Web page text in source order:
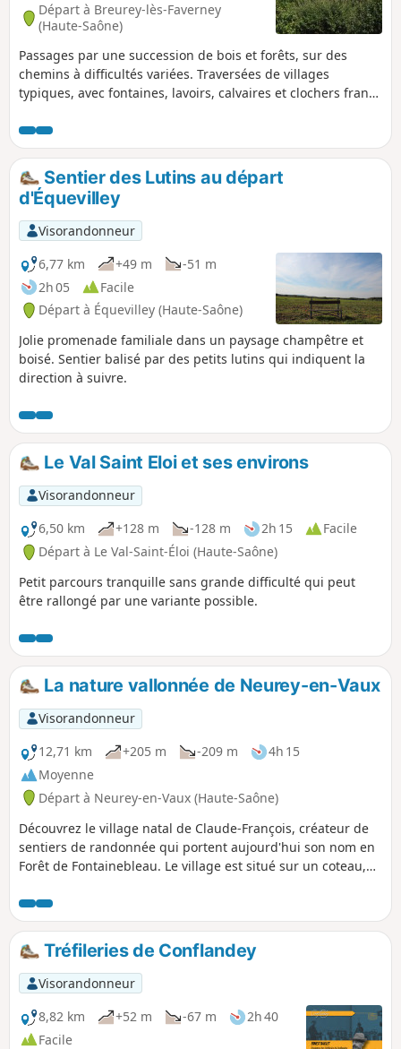
Départ à Breurey-lès-Faverney
(Haute-Saône)
Passages par une succession de bois et forêts, sur des
chemins à difficultés variées. Traversées de villages
typiques, avec fontaines, lavoirs, calvaires et clochers franc-
Sentier des Lutins au départ
d'Équevilley
Visorandonneur
6,77 km
+49 m
-51 m
2h 05
Facile
Départ à Équevilley (Haute-Saône)
Jolie promenade familiale dans un paysage champêtre et
boisé. Sentier balisé par des petits lutins qui indiquent la
direction à suivre.
Le Val Saint Eloi et ses environs
Visorandonneur
6,50 km
+128 m -128 m 2h 15
Facile
Départ à Le Val-Saint-Éloi (Haute-Saône)
Petit parcours tranquille sans grande difficulté qui peut
être rallongé par une variante possible.
La nature vallonnée de Neurey-en-Vaux
Visorandonneur
12,71 km
+205 m -209 m
4h 15
Moyenne
Départ à Neurey-en-Vaux (Haute-Saône)
Découvrez le village natal de Claude-François, créateur de
sentiers de randonnée qui portent aujourd'hui son nom en
Forêt de Fontainebleau. Le village est situé sur un coteau,
D'origine rurale, la vigne est présente jusqu'à la fin du XIXe
siècle, la commune possède de nombreuses maisons avec
des belles caves voûtées.
Tréfileries de Conflandey
Visorandonneur
8,82 km
+52 m -67 m
2h 40
Facile